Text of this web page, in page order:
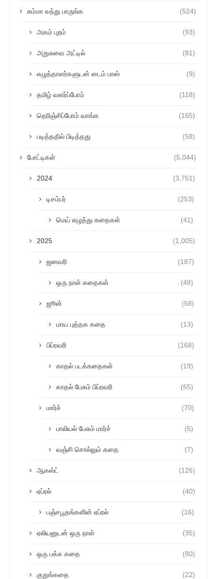
சும்மா வந்து பாருங்க (524)
அகம் புறம் (93)
அறுசுவை அட்டில் (81)
எழுத்தாளர்களுடன் டைம் பாஸ் (9)
தமிழ் வளர்ப்போம் (118)
தெரிஞ்சிப்போம் வாங்க (165)
படித்ததில் பிடித்தது (58)
போட்டிகள் (5,044)
2024 (3,751)
டிசம்பர் (253)
மெய் எழுத்து கதைகள் (41)
2025 (1,005)
ஜனவரி (187)
ஒரு நாள் கதைகள் (48)
ஜூன் (58)
மாய புத்தக கதை (13)
பிப்ரவரி (168)
காதல் படக்கதைகள் (19)
காதல் பேசும் பிப்ரவரி (65)
மார்ச் (70)
பாலியல் பேசும் மார்ச் (5)
வஞ்சி சொல்லும் கதை (7)
ஆகஸ்ட் (126)
ஏப்ரல் (40)
பஞ்சபூதங்களின் ஏப்ரல் (16)
ஏலியனுடன் ஒரு நாள் (35)
ஒரு பக்க கதை (80)
குறுங்கதை (22)